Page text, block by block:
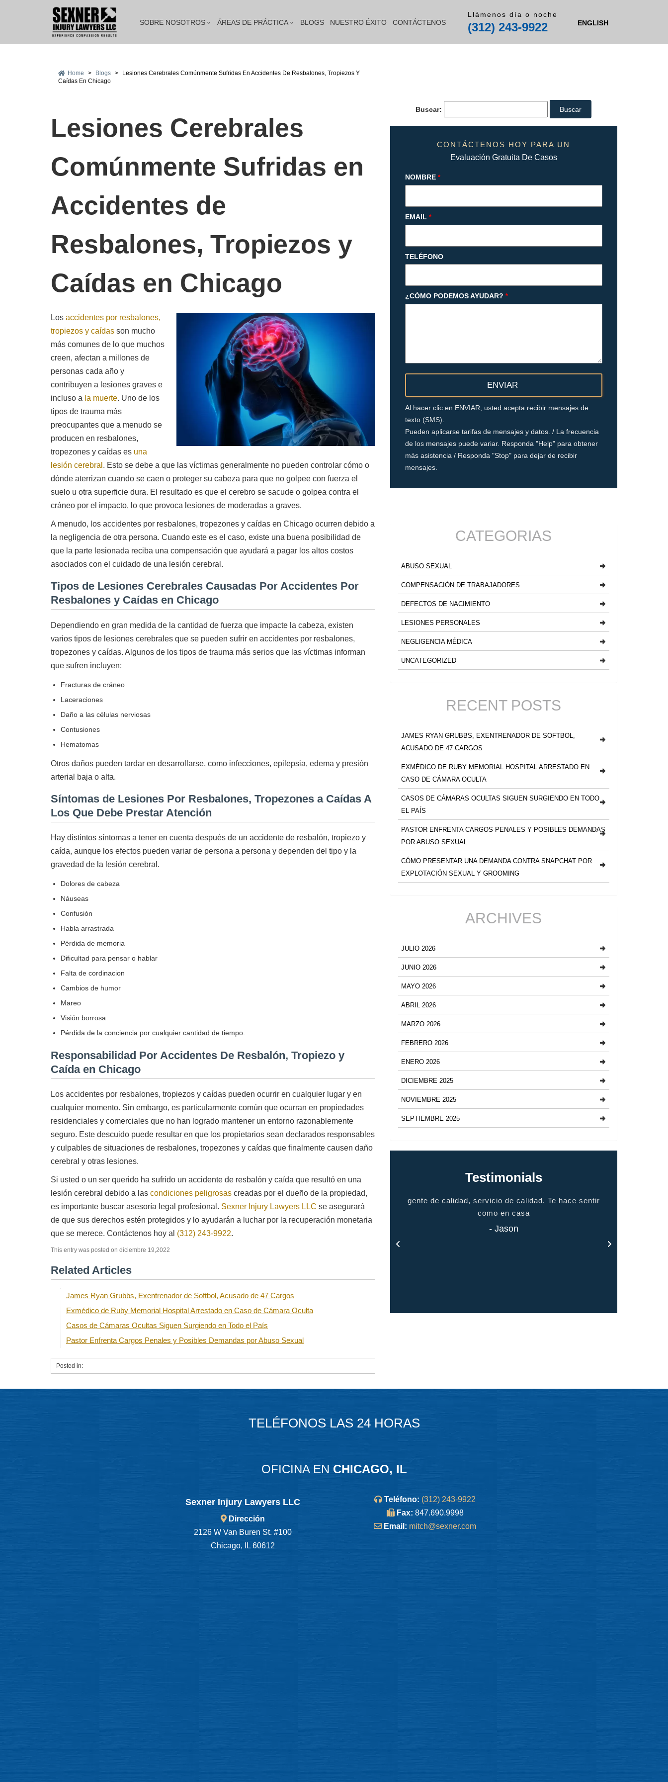
SOBRE NOSOTROS ÁREAS DE PRÁCTICA BLOGS NUESTRO ÉXITO CONTÁCTENOS
Llámenos día o noche
(312) 243-9922 ENGLISH
Home > Blogs >
Lesiones Cerebrales Comúnmente Sufridas En Accidentes De Resbalones, Tropiezos Y
Caídas En Chicago
Lesiones Cerebrales
Comúnmente Sufridas en
Accidentes de
Resbalones, Tropiezos y
Caídas en Chicago
Los accidentes por resbalones,
tropiezos y caídas son mucho
más comunes de lo que muchos
creen, afectan a millones de
personas cada año y
contribuyen a lesiones graves e
incluso a la muerte. Uno de los
tipos de trauma más
preocupantes que a menudo se
producen en resbalones,
tropezones y caídas es una
lesión cerebral . Esto se debe a que las víctimas generalmente no pueden controlar cómo o
dónde aterrizan cuando se caen o proteger su cabeza para que no golpee con fuerza el
suelo u otra superficie dura. El resultado es que el cerebro se sacude o golpea contra el
cráneo por el impacto, lo que provoca lesiones de moderadas a graves.
A menudo, los accidentes por resbalones, tropezones y caídas en Chicago ocurren debido a
la negligencia de otra persona. Cuando este es el caso, existe una buena posibilidad de
que la parte lesionada reciba una compensación que ayudará a pagar los altos costos
asociados con el cuidado de una lesión cerebral.
Tipos de Lesiones Cerebrales Causadas Por Accidentes Por
Resbalones y Caídas en Chicago
Dependiendo en gran medida de la cantidad de fuerza que impacte la cabeza, existen
varios tipos de lesiones cerebrales que se pueden sufrir en accidentes por resbalones,
tropezones y caídas. Algunos de los tipos de trauma más serios que las víctimas informan
que sufren incluyen:
Fracturas de cráneo
Laceraciones
Daño a las células nerviosas
Contusiones
Hematomas
Otros daños pueden tardar en desarrollarse, como infecciones, epilepsia, edema y presión
arterial baja o alta.
Síntomas de Lesiones Por Resbalones, Tropezones a Caídas A
Los Que Debe Prestar Atención
Hay distintos síntomas a tener en cuenta después de un accidente de resbalón, tropiezo y
caída, aunque los efectos pueden variar de persona a persona y dependen del tipo y la
gravedad de la lesión cerebral.
Dolores de cabeza
Náuseas
Confusión
Habla arrastrada
Pérdida de memoria
Dificultad para pensar o hablar
Falta de cordinacion
Cambios de humor
Mareo
Visión borrosa
Pérdida de la conciencia por cualquier cantidad de tiempo.
Responsabilidad Por Accidentes De Resbalón, Tropiezo y
Caída en Chicago
Los accidentes por resbalones, tropiezos y caídas pueden ocurrir en cualquier lugar y en
cualquier momento. Sin embargo, es particularmente común que ocurran en propiedades
residenciales y comerciales que no han logrado mantener un entorno razonablemente
seguro. Este descuido puede resultar en que los propietarios sean declarados responsables
y culpables de situaciones de resbalones, tropezones y caídas que finalmente causen daño
cerebral y otras lesiones.
Si usted o un ser querido ha sufrido un accidente de resbalón y caída que resultó en una
lesión cerebral debido a las condiciones peligrosas creadas por el dueño de la propiedad,
es importante buscar asesoría legal profesional. Sexner Injury Lawyers LLC se asegurará
de que sus derechos estén protegidos y lo ayudarán a luchar por la recuperación monetaria
que se merece. Contáctenos hoy al (312) 243-9922.
This entry was posted on diciembre 19,2022
Related Articles
James Ryan Grubbs, Exentrenador de Softbol, Acusado de 47 Cargos
Exmédico de Ruby Memorial Hospital Arrestado en Caso de Cámara Oculta
Casos de Cámaras Ocultas Siguen Surgiendo en Todo el País
Pastor Enfrenta Cargos Penales y Posibles Demandas por Abuso Sexual
Posted in:
Buscar:
CONTÁCTENOS HOY PARA UN
Evaluación Gratuita De Casos
NOMBRE *
EMAIL *
TELÉFONO
¿CÓMO PODEMOS AYUDAR? *
Al hacer clic en ENVIAR, usted acepta recibir mensajes de
texto (SMS).
Pueden aplicarse tarifas de mensajes y datos. / La frecuencia
de los mensajes puede variar. Responda "Help" para obtener
más asistencia / Responda "Stop" para dejar de recibir
mensajes.
CATEGORIAS
ABUSO SEXUAL
COMPENSACIÓN DE TRABAJADORES
DEFECTOS DE NACIMIENTO
LESIONES PERSONALES
NEGLIGENCIA MÉDICA
UNCATEGORIZED
RECENT POSTS
JAMES RYAN GRUBBS, EXENTRENADOR DE SOFTBOL,
ACUSADO DE 47 CARGOS
EXMÉDICO DE RUBY MEMORIAL HOSPITAL ARRESTADO EN
CASO DE CÁMARA OCULTA
CASOS DE CÁMARAS OCULTAS SIGUEN SURGIENDO EN TODO
EL PAÍS
PASTOR ENFRENTA CARGOS PENALES Y POSIBLES DEMANDAS
POR ABUSO SEXUAL
CÓMO PRESENTAR UNA DEMANDA CONTRA SNAPCHAT POR
EXPLOTACIÓN SEXUAL Y GROOMING
ARCHIVES
JULIO 2026
JUNIO 2026
MAYO 2026
ABRIL 2026
MARZO 2026
FEBRERO 2026
ENERO 2026
DICIEMBRE 2025
NOVIEMBRE 2025
SEPTIEMBRE 2025
Testimonials
una gran personalidad ... tiene la combinación de
caracteres que esperaba encontrar en su abogado.
mantuvo informada en todo momento y me mantuvo
en contacto con todo el proceso.
gente de calidad, servicio de calidad. Te hace sentir
como en casa
- Jason
TELÉFONOS LAS 24 HORAS
OFICINA EN CHICAGO, IL
Sexner Injury Lawyers LLC
Dirección
2126 W Van Buren St. #100
Chicago, IL 60612
Teléfono: (312) 243-9922
Fax: 847.690.9998
Email: mitch@sexner.com